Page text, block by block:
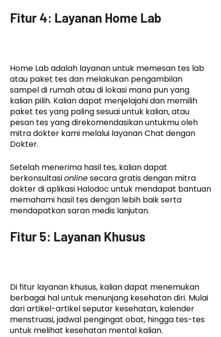
Fitur 4: Layanan Home Lab
Home Lab adalah layanan untuk memesan tes lab
atau paket tes dan melakukan pengambilan
sampel di rumah atau di lokasi mana pun yang
kalian pilih. Kalian dapat menjelajahi dan memilih
paket tes yang paling sesuai untuk kalian, atau
pesan tes yang direkomendasikan untukmu oleh
mitra dokter kami melalui layanan Chat dengan
Dokter.
Setelah menerima hasil tes, kalian dapat
berkonsultasionlinesecara gratis dengan mitra
dokter di aplikasi Halodoc untuk mendapat bantuan
memahami hasil tes dengan lebih baik serta
mendapatkan saran medis lanjutan.
Fitur 5: Layanan Khusus
Di fitur layanan khusus, kalian dapat menemukan
berbagai hal untuk menunjang kesehatan diri. Mulai
dari artikel-artikel seputar kesehatan, kalender
menstruasi, jadwal pengingat obat, hingga tes-tes
untuk melihat kesehatan mental kalian.